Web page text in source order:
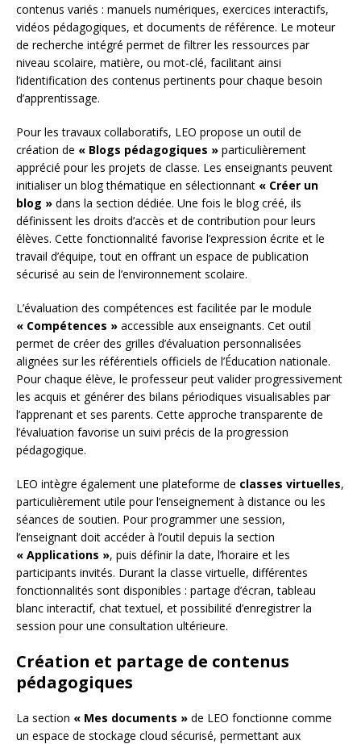
contenus variés : manuels numériques, exercices interactifs,
vidéos pédagogiques, et documents de référence. Le moteur
de recherche intégré permet de filtrer les ressources par
niveau scolaire, matière, ou mot-clé, facilitant ainsi
l’identification des contenus pertinents pour chaque besoin
d’apprentissage.
Pour les travaux collaboratifs, LEO propose un outil de
création de « Blogs pédagogiques » particulièrement
apprécié pour les projets de classe. Les enseignants peuvent
initialiser un blog thématique en sélectionnant « Créer un
blog » dans la section dédiée. Une fois le blog créé, ils
définissent les droits d’accès et de contribution pour leurs
élèves. Cette fonctionnalité favorise l’expression écrite et le
travail d’équipe, tout en offrant un espace de publication
sécurisé au sein de l’environnement scolaire.
L’évaluation des compétences est facilitée par le module
« Compétences » accessible aux enseignants. Cet outil
permet de créer des grilles d’évaluation personnalisées
alignées sur les référentiels officiels de l’Éducation nationale.
Pour chaque élève, le professeur peut valider progressivement
les acquis et générer des bilans périodiques visualisables par
l’apprenant et ses parents. Cette approche transparente de
l’évaluation favorise un suivi précis de la progression
pédagogique.
LEO intègre également une plateforme de classes virtuelles,
particulièrement utile pour l’enseignement à distance ou les
séances de soutien. Pour programmer une session,
l’enseignant doit accéder à l’outil depuis la section
« Applications », puis définir la date, l’horaire et les
participants invités. Durant la classe virtuelle, différentes
fonctionnalités sont disponibles : partage d’écran, tableau
blanc interactif, chat textuel, et possibilité d’enregistrer la
session pour une consultation ultérieure.
Création et partage de contenus
pédagogiques
La section « Mes documents » de LEO fonctionne comme
un espace de stockage cloud sécurisé, permettant aux